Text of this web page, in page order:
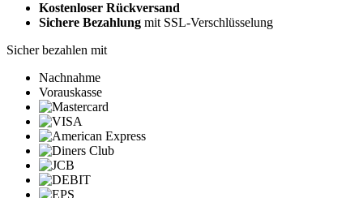
Kostenloser Rückversand
Sichere Bezahlung mit SSL-Verschlüsselung
Sicher bezahlen mit
Nachnahme
Vorauskasse